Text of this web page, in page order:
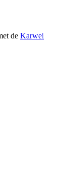
de Karwei